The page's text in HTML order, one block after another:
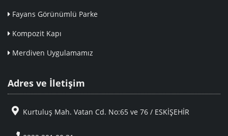
Fayans Görünümlü Parke
Kompozit Kapı
Merdiven Uygulamamız
Adres ve İletişim
Kurtuluş Mah. Vatan Cd. No:65 ve 76 / ESKİŞEHİR